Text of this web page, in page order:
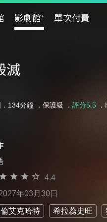
影劇館⁺ 單次付費
滅
134分鐘 ． 保護級 ． 評分5.5．
4.4
年03月30日
艾克哈特 希拉蕊史旺